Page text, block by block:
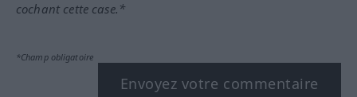
cochant cette case.*
*Champ obligatoire
Envoyez votre commentaire